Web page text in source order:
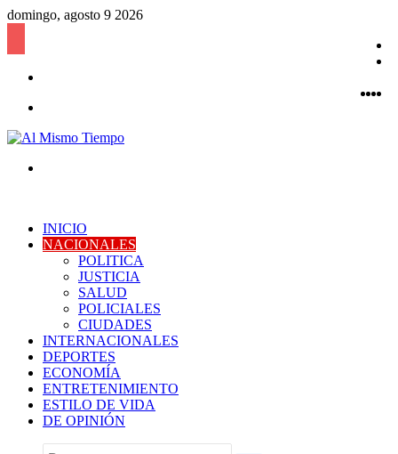
domingo, agosto 9 2026
INICIO
NACIONALES
POLITICA
JUSTICIA
SALUD
POLICIALES
CIUDADES
INTERNACIONALES
DEPORTES
ECONOMÍA
ENTRETENIMIENTO
ESTILO DE VIDA
DE OPINIÓN